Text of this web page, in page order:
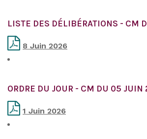
LISTE DES DÉLIBÉRATIONS - CM
8 Juin 2026
ORDRE DU JOUR - CM DU 05
1 Juin 2026